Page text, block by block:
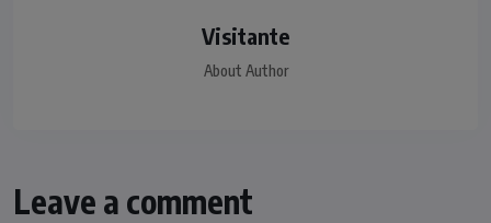
Visitante
About Author
Leave a comment